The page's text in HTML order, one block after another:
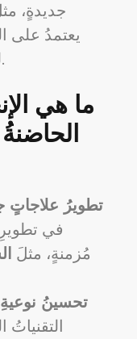
جديدةٍ،
يعتمدُ على
لتحديدِ العلاجِ الأنسبِ له.
ما هي
تطويرُ علاجاتٍ
في
مُزمنةٍ، مثلَ
تحسينُ